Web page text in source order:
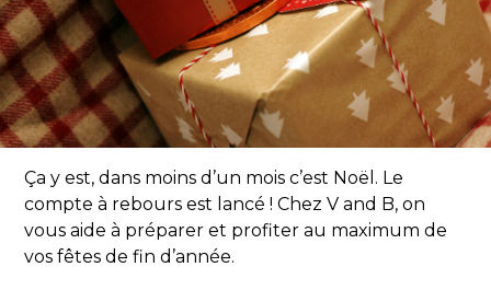
Ça y est, dans moins d’un mois c’est Noël. Le
compte à rebours est lancé ! Chez V and B, on
vous aide à préparer et profiter au maximum de
vos fêtes de fin d’année.